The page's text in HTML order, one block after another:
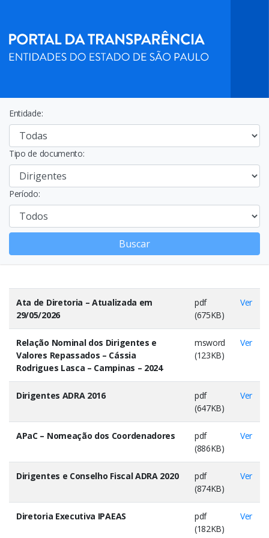
Entidade:
Tipo de documento:
Período:
Buscar
Ata de Diretoria – Atualizada em
29/05/2026
pdf
(675KB)
Ver
Relação Nominal dos Dirigentes e
Valores Repassados – Cássia
Rodrigues Lasca – Campinas – 2024
msword
(123KB)
Ver
Dirigentes ADRA 2016
pdf
(647KB)
Ver
APaC – Nomeação dos Coordenadores
pdf
(886KB)
Ver
Dirigentes e Conselho Fiscal ADRA 2020
pdf
(874KB)
Ver
Diretoria Executiva IPAEAS
pdf
(182KB)
Ver